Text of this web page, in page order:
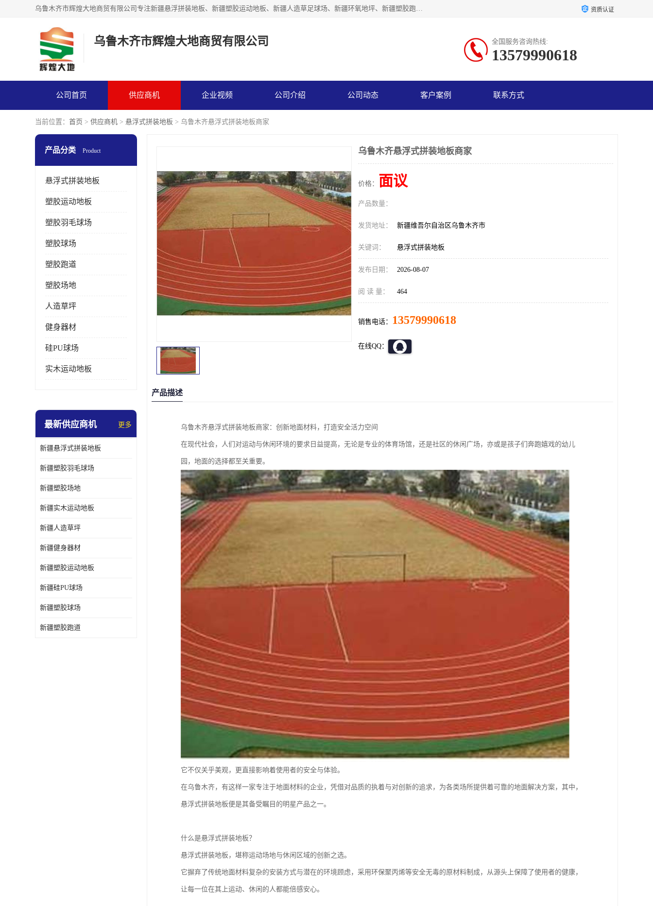
乌鲁木齐市辉煌大地商贸有限公司专注新疆悬浮拼装地板、新疆塑胶运动地板、新疆人造草足球场、新疆环氧地坪、新疆塑胶跑道、新疆舞蹈地板的地面材料供应商。质量优，价格佳，欢迎咨询。 资质认证
乌鲁木齐市辉煌大地商贸有限公司 全国服务咨询热线:
13579990618
公司首页 供应商机 企业视频 公司介绍 公司动态 客户案例 联系方式
当前位置： 首页 > 供应商机 > 悬浮式拼装地板 > 乌鲁木齐悬浮式拼装地板商家
产品分类 Product
悬浮式拼装地板
塑胶运动地板
塑胶羽毛球场
塑胶球场
塑胶跑道
塑胶场地
人造草坪
健身器材
硅PU球场
实木运动地板
最新供应商机 更多
新疆悬浮式拼装地板
新疆塑胶羽毛球场
新疆塑胶场地
新疆实木运动地板
新疆人造草坪
新疆健身器材
新疆塑胶运动地板
新疆硅PU球场
新疆塑胶球场
新疆塑胶跑道
乌鲁木齐悬浮式拼装地板商家
价格： 面议
产品数量：
发货地址： 新疆维吾尔自治区乌鲁木齐市
关键词： 悬浮式拼装地板
发布日期： 2026-08-07
阅 读 量： 464
销售电话： 13579990618
在线QQ：
产品描述
乌鲁木齐悬浮式拼装地板商家：创新地面材料，打造安全活力空间
在现代社会，人们对运动与休闲环境的要求日益提高，无论是专业的体育场馆，还是社区的休闲广场，亦或是孩子们奔跑嬉戏的幼儿
园，地面的选择都至关重要。
它不仅关乎美观，更直接影响着使用者的安全与体验。
在乌鲁木齐，有这样一家专注于地面材料的企业，凭借对品质的执着与对创新的追求，为各类场所提供着可靠的地面解决方案，其中，
悬浮式拼装地板便是其备受瞩目的明星产品之一。
什么是悬浮式拼装地板？
悬浮式拼装地板，堪称运动场地与休闲区域的创新之选。
它摒弃了传统地面材料复杂的安装方式与潜在的环境顾虑，采用环保聚丙烯等安全无毒的原材料制成，从源头上保障了使用者的健康，
让每一位在其上运动、休闲的人都能倍感安心。